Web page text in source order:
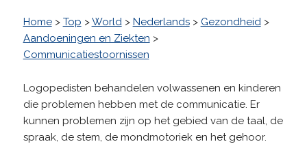
Home> Top >World> Nederlands> Gezondheid>
Aandoeningen en Ziekten >
Communicatiestoornissen
Logopedisten behandelen volwassenen en kinderen
die problemen hebben met de communicatie. Er
kunnen problemen zijn op het gebied van de taal, de
spraak, de stem, de mondmotoriek en het gehoor.